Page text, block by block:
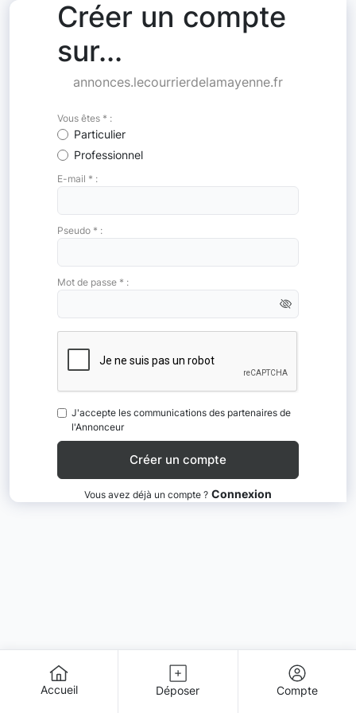
Créer un compte
sur...
annonces.lecourrierdelamayenne.fr
Vous êtes * :
Particulier
Professionnel
E-mail * :
Pseudo * :
Mot de passe * :
J'accepte les communications des partenaires de
l'Annonceur
Vous avez déjà un compte ? Connexion
Accueil Déposer Compte